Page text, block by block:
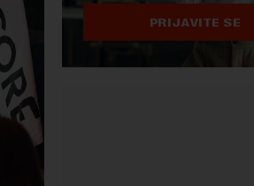
PRIJAVITE SE